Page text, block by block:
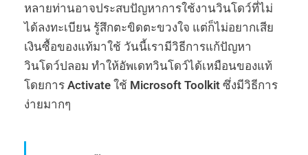
หลายท่านอาจประสบปัญหาการใช้งานวินโดว์ที่ไม่
ได้ลงทะเบียน รู้สึกตะขิดตะขวงใจ แต่ก็ไม่อยากเสีย
เงินซื้อของแท้มาใช้ วันนี้เรามีวิธีการแก้ปัญหา
วินโดว์ปลอม ทำให้อัพเดทวินโดว์ได้เหมือนของแท้
โดยการ Activate ใช้ Microsoft Toolkit ซึ่งมีวิธีการ
ง่ายมากๆ